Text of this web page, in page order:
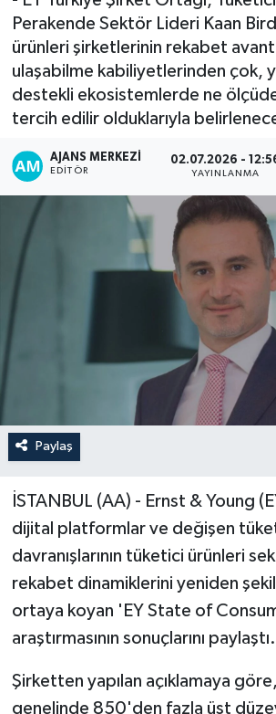
Perakende Sektör Lideri Kaan
ürünleri şirketlerinin rekabet
ulaşabilme kabiliyetlerinden çok,
destekli ekosistemlerde ne
tercih edilir olduklarıyla
AJANS MERKEZI
EDITÖR
02.07.2026 -
YAYINLANMA
Paylaş
İSTANBUL (AA) - Ernst & Young
dijital platformlar ve değişen
davranışlarının tüketici ürünleri
rekabet dinamiklerini yeniden
ortaya koyan 'EY State of
araştırmasının sonuçlarını paylaştı.
Şirketten yapılan açıklamaya
genelinde 850'den fazla üst